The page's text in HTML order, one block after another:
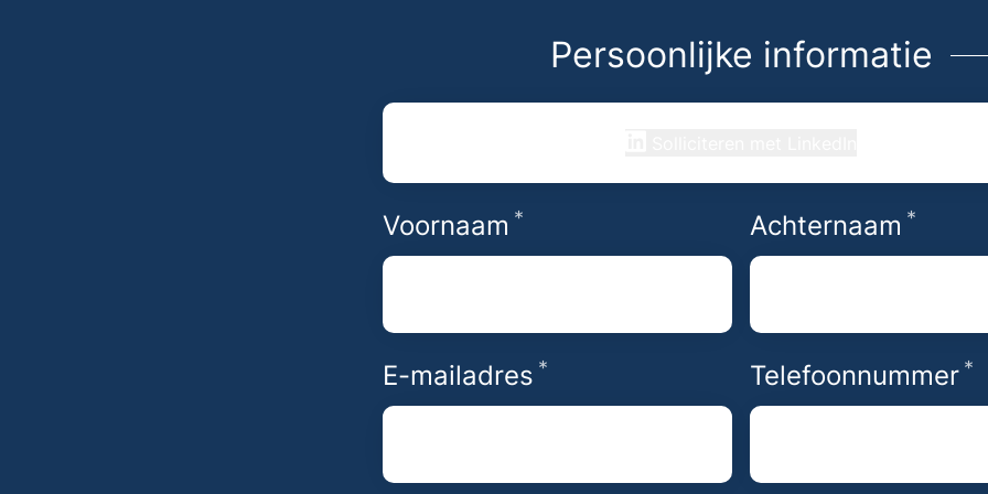
Persoonlijke informatie
Voornaam * Achternaam *
E-mailadres * Telefoonnummer *